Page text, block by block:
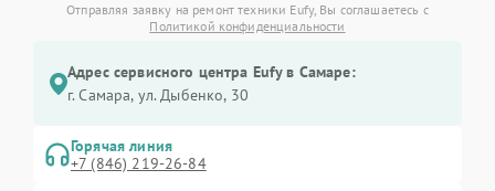
Отправляя заявку на ремонт техники Eufy, Вы соглашаетесь с
Политикой конфиденциальности
Адрес сервисного центра Eufy в Самаре:
г. Самара, ул. Дыбенко, 30
Горячая линия
+7 (846) 219-26-84